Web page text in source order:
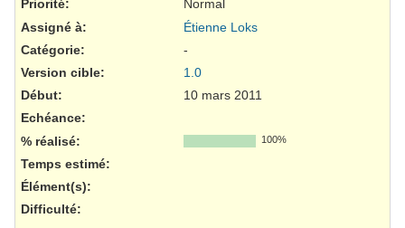
Priorité:
Normal
Assigné à:
Étienne Loks
Catégorie:
-
Version cible:
1.0
Début:
10 mars 2011
Echéance:
% réalisé:
100%
Temps estimé:
Élément(s):
Difficulté: